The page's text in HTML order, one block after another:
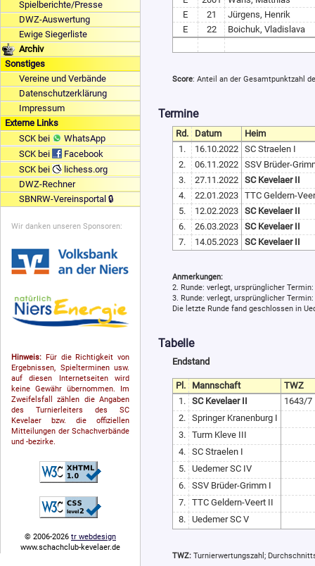
Spielberichte/Presse
DWZ-Auswertung
Ewige Siegerliste
Archiv
Sonstiges
Vereine und Verbände
Datenschutzerklärung
Impressum
Externe Links
SCK bei
WhatsApp
SCK bei
Facebook
SCK bei
lichess.org
DWZ-Rechner
SBNRW-Vereinsportal 🔒
Wir danken unseren Sponsoren:
Hinweis: Für die Richtigkeit von
Ergebnissen, Spielterminen usw.
auf diesen Internetseiten wird
keine Gewähr übernommen. Im
Zweifelsfall zählen die Angaben
des Turnierleiters des SC
Kevelaer bzw. die offiziellen
Mitteilungen der Schach­ver­bände
und -bezirke.
© 2006-2026 tr webdesign
www.schachclub-kevelaer.de
E
21
Jürgens, Henrik
E
22 Boichuk, Vladislava
Score: Anteil an der Gesamtpunktzahl
Termine
Rd. Datum
Heim
1.
16.10.2022 SC Straelen I
2.
06.11.2022 SSV Brüder-
3.
27.11.2022 SC Kevelaer II
4.
22.01.2023 TTC Geldern-
5.
12.02.2023 SC Kevelaer II
6.
26.03.2023 SC Kevelaer II
7.
14.05.2023 SC Kevelaer II
Anmerkungen:
2. Runde: verlegt, ursprünglicher Termin:
3. Runde: verlegt, ursprünglicher Termin:
Die letzte Runde fand geschlossen in
Tabelle
Endstand
Pl. Mannschaft
TWZ
1.
SC Kevelaer II
1643/7
2.
Springer Kranenburg I
3.
Turm Kleve III
4.
SC Straelen I
5.
Uedemer SC IV
6.
SSV Brüder-Grimm I
7.
TTC Geldern-Veert II
8.
Uedemer SC V
TWZ: Turnierwertungszahl;